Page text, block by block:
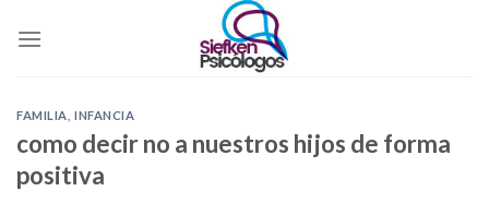
FAMILIA ,INFANCIA
como decir no a nuestros hijos de forma
positiva